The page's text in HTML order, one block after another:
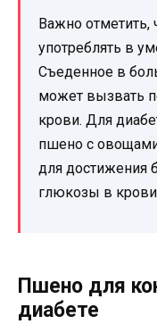
Важно отметить,
употреблять в
Съеденное в
может вызвать
крови. Для
пшено с
для достижения
глюкозы в
Пшено для
диабете